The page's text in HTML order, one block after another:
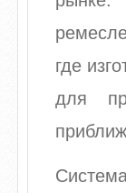
где
для